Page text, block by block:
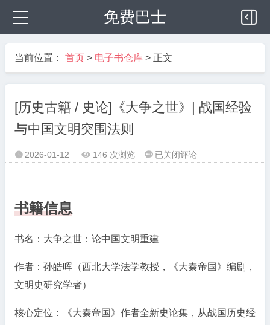
免费巴士
当前位置： 首页 > 电子书仓库 > 正文
[历史古籍 / 史论]《大争之世》| 战国经验
与中国文明突围法则
 2026-01-12  146 次浏览  [历
论]
争
战
已关闭评论
书籍信息
书名：大争之世：论中国文明重建
作者：孙皓晖（西北大学法学教授，《大秦帝国》编剧，
文明史研究学者）
核心定位：《大秦帝国》作者全新史论集，从战国历史经